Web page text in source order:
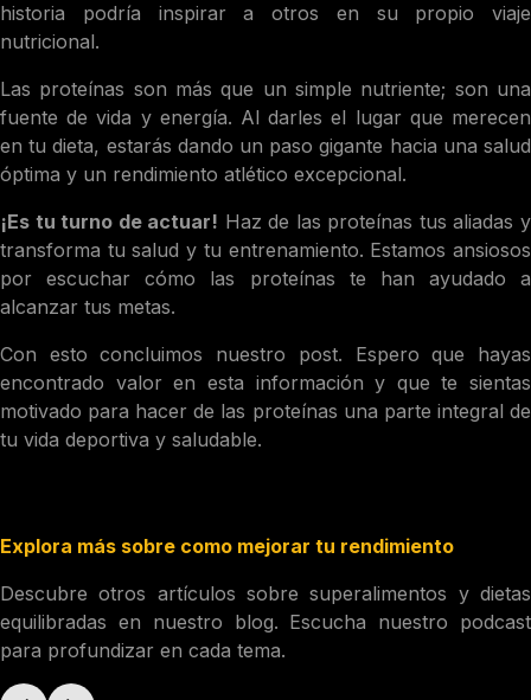
historia podría inspirar a otros en su propio viaje
nutricional.
Las proteínas son más que un simple nutriente; son una
fuente de vida y energía. Al darles el lugar que merecen
en tu dieta, estarás dando un paso gigante hacia una salud
óptima y un rendimiento atlético excepcional.
¡Es tu turno de actuar! Haz de las proteínas tus aliadas y
transforma tu salud y tu entrenamiento. Estamos ansiosos
por escuchar cómo las proteínas te han ayudado a
alcanzar tus metas.
Con esto concluimos nuestro post. Espero que hayas
encontrado valor en esta información y que te sientas
motivado para hacer de las proteínas una parte integral de
tu vida deportiva y saludable.
Explora más sobre como mejorar tu rendimiento
Descubre otros artículos sobre superalimentos y dietas
equilibradas en nuestro blog. Escucha nuestro podcast
para profundizar en cada tema.